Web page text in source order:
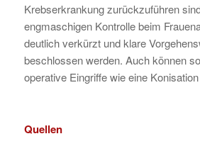
Krebserkrankung zurückzuführen
engmaschigen Kontrolle beim
deutlich verkürzt und klare
beschlossen werden. Auch können
operative Eingriffe wie eine
Quellen